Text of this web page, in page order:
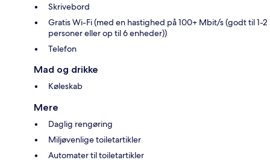
Skrivebord
Gratis Wi-Fi (med en hastighed på 100+ Mbit/s (godt til 1-2
personer eller op til 6 enheder))
Telefon
Mad og drikke
Køleskab
Mere
Daglig rengøring
Miljøvenlige toiletartikler
Automater til toiletartikler